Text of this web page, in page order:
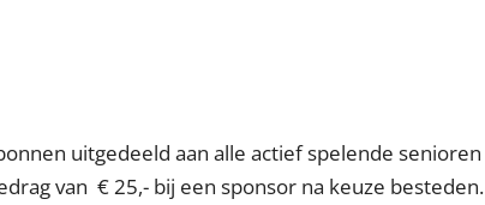
uitgedeeld aan alle actief spelende senioren
van € 25,- bij een sponsor na keuze besteden.